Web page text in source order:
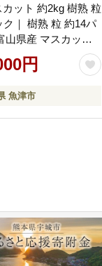
カット 約2kg 樹熟 粒
ク｜ 樹熟 粒 約14パ
山県産 マスカット
ブドウ 葡萄 ※北海
・離島への配送不
円
魚津市